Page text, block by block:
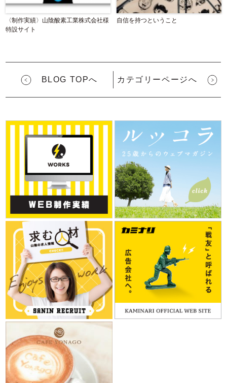
〈制作実績〉山陰酸素工業株式会社様
特設サイト
自信を持つということ
BLOG TOPへ カテゴリーページへ